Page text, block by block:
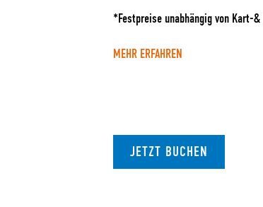
*Festpreise unabhängig von Kart-&
MEHR ERFAHREN
JETZT BUCHEN